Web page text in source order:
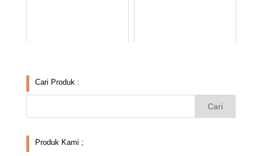
Cari Produk :
Produk Kami ;